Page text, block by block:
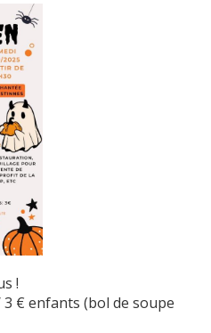
!
€ enfants (bol de soupe